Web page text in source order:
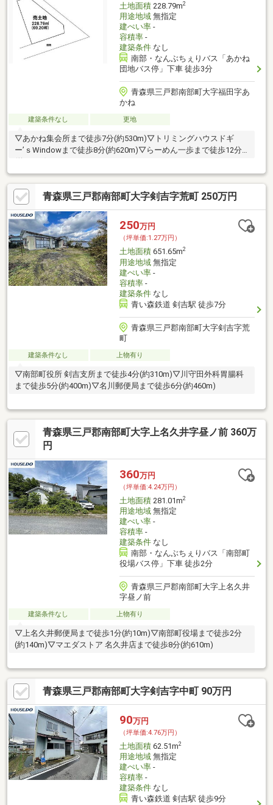
土地面積228.79m2
用途地域無指定
建ぺい率-
容積率-
建築条件なし
南部・なんぶちぇりバス「あかね
団地バス停」下車 徒歩3分
青森県三戸郡南部町大字福田字あ
かね
建築条件なし 更地
▽あかね集会所まで徒歩7分(約530m)▽トリミングハウスドギ
ー’ｓWindowまで徒歩8分(約620m)▽らーめん一歩まで徒歩12分
青森県三戸郡南部町大字剣吉字荒町 250万円
250万円
（坪単価:1.27万円）
土地面積651.65m2
用途地域無指定
建ぺい率-
容積率-
建築条件なし
青い森鉄道 剣吉駅 徒歩7分
青森県三戸郡南部町大字剣吉字荒
町
建築条件なし 上物有り
▽南部町役所 剣吉支所まで徒歩4分(約310m)▽川守田外科胃腸科
まで徒歩5分(約400m)▽名川郵便局まで徒歩6分(約460m)
青森県三戸郡南部町大字上名久井字昼ノ前 360万
円
360万円
（坪単価:4.24万円）
土地面積281.01m2
用途地域無指定
建ぺい率-
容積率-
建築条件なし
南部・なんぶちぇりバス「南部町
役場バス停」下車 徒歩2分
青森県三戸郡南部町大字上名久井
字昼ノ前
建築条件なし 上物有り
▽上名久井郵便局まで徒歩1分(約10m)▽南部町役場まで徒歩2分
(約140m)▽マエダストア 名久井店まで徒歩8分(約610m)
青森県三戸郡南部町大字剣吉字中町 90万円
90万円
（坪単価:4.76万円）
土地面積62.51m2
用途地域無指定
建ぺい率-
容積率-
建築条件なし
青い森鉄道 剣吉駅 徒歩9分